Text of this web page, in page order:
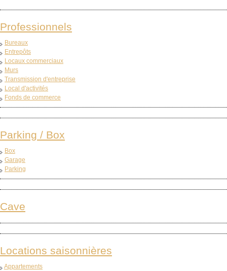
Professionnels
Bureaux
Entrepôts
Locaux commerciaux
Murs
Transmission d'entreprise
Local d'activités
Fonds de commerce
Parking / Box
Box
Garage
Parking
Cave
Locations saisonnières
Appartements